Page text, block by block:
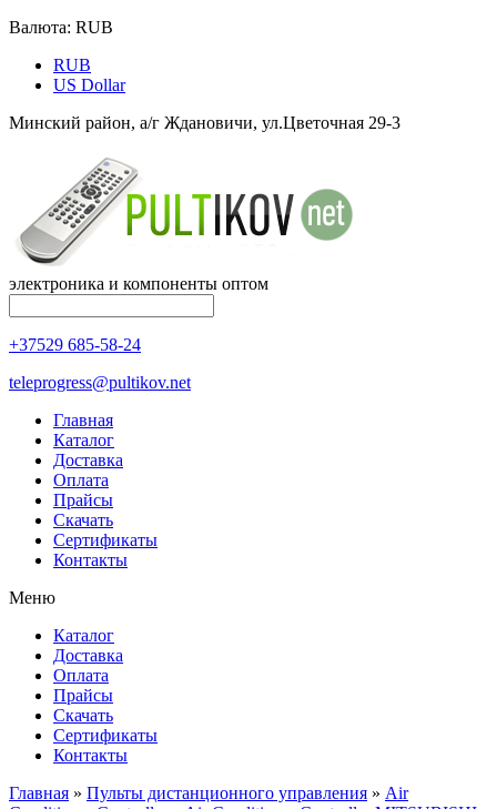
Валюта: RUB
RUB
US Dollar
Минский район, а/г Ждановичи, ул.Цветочная 29-3
электроника и компоненты оптом
+37529 685-58-24
teleprogress@pultikov.net
Главная
Каталог
Доставка
Оплата
Прайсы
Cкачать
Сертификаты
Контакты
Меню
Каталог
Доставка
Оплата
Прайсы
Cкачать
Сертификаты
Контакты
Главная » Пульты дистанционного управления » Air